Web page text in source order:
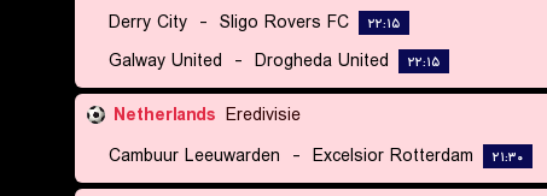
Derry City - Sligo Rovers FC ۲۲:۱۵
Galway United - Drogheda United ۲۲:۱۵
Netherlands Eredivisie
Cambuur Leeuwarden - Excelsior Rotterdam ۲۱:۳۰